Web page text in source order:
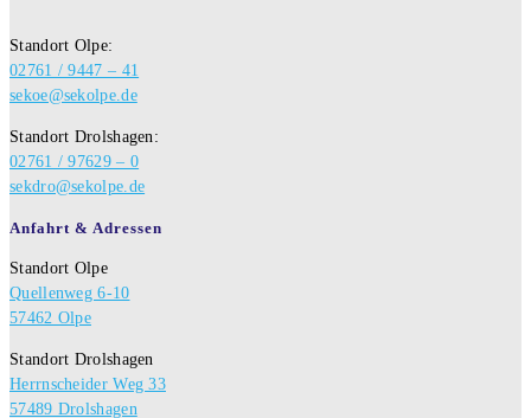
Standort Olpe:
02761 / 9447 – 41
sekoe@sekolpe.de
Standort Drolshagen:
02761 / 97629 – 0
sekdro@sekolpe.de
Anfahrt & Adressen
Standort Olpe
Quellenweg 6-10
57462 Olpe
Standort Drolshagen
Herrnscheider Weg 33
57489 Drolshagen